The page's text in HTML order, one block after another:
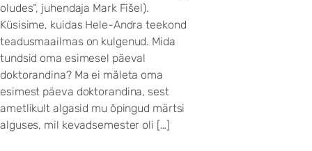
oludes“, juhendaja Mark Fišel).
Küsisime, kuidas Hele-Andra teekond
teadusmaailmas on kulgenud. Mida
tundsid oma esimesel päeval
doktorandina? Ma ei mäleta oma
esimest päeva doktorandina, sest
ametlikult algasid mu õpingud märtsi
alguses, mil kevadsemester oli […]